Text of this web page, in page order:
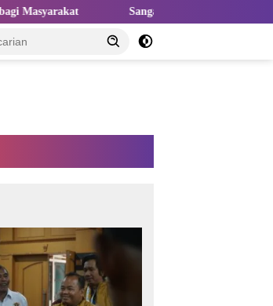
Sangat Perlu Kolaborasi Kampus dan Industri